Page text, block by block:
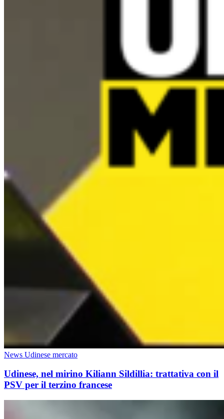
News Udinese mercato
Udinese, nel mirino Kiliann Sildillia: trattativa con il
PSV per il terzino francese